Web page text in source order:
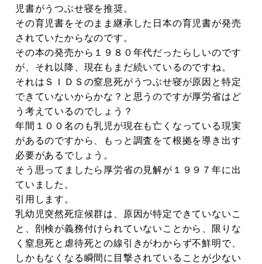
児書がうつぶせ寝を推奨。
その育児書をそのまま継承した日本の育児書が発売
されていたからなのです。
その本の発売から１９８０年代だったらしいのです
が、それ以降、現在もまだ続いているのですね。
それはＳＩＤＳの窒息死がうつぶせ寝が原因と特定
できていないからかな？と思うのですが厚労省はど
う考えているのでしょう？
年間１００名のも乳児が現在も亡くなっている現実
があるのですから、もっと調査をて根拠を導き出す
必要があるでしょう。
そう思ってましたら厚労省の見解が１９９７年に出
ていました。
引用します。
乳幼児突然死症候群は、原因が特定できていないこ
と、剖検が義務付けられていないことから、限りな
く窒息死と虐待死との線引きがわからず不鮮明で、
しかもなくなる瞬間に目撃されていることが少ない